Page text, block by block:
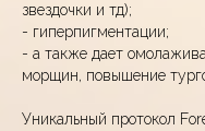
звездочки и тд);
- гиперпигментации;
- а также дает
морщин, повышение
Уникальный протокол